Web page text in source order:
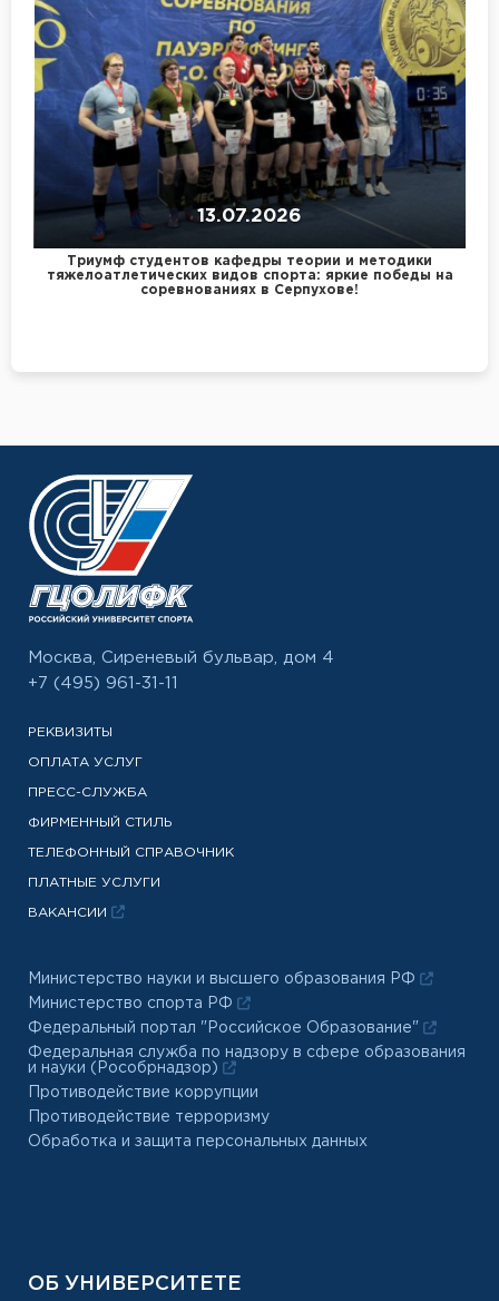
13.07.2026
Триумф студентов кафедры теории и методики
тяжелоатлетических видов спорта: яркие победы на
соревнованиях в Серпухове!
Москва, Сиреневый бульвар, дом 4
+7 (495) 961-31-11
РЕКВИЗИТЫ
ОПЛАТА УСЛУГ
ПРЕСС-СЛУЖБА
ФИРМЕННЫЙ СТИЛЬ
ТЕЛЕФОННЫЙ СПРАВОЧНИК
ПЛАТНЫЕ УСЛУГИ
ВАКАНСИИ
Министерство науки и высшего образования РФ
Министерство спорта РФ
Федеральный портал "Российское Образование"
Федеральная служба по надзору в сфере образования
и науки (Рособрнадзор)
Противодействие коррупции
Противодействие терроризму
Обработка и защита персональных данных
ОБ УНИВЕРСИТЕТЕ